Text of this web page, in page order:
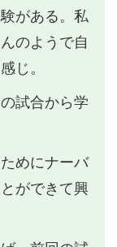
がある。私
のようで自
じ。
試合から学
めにナーバ
ができて興